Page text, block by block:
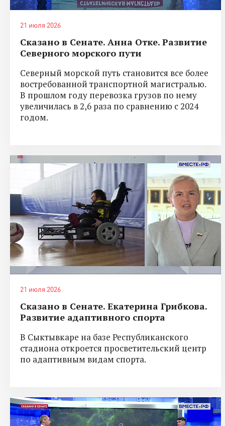
21 июля 2026
Сказано в Сенате. Анна Отке. Развитие
Северного морского пути
Северный морской путь становится все более
востребованной транспортной магистралью.
В прошлом году перевозка грузов по нему
увеличилась в 2,6 раза по сравнению с 2024
годом.
21 июля 2026
Сказано в Сенате. Екатерина Грибкова.
Развитие адаптивного спорта
В Сыктывкаре на базе Республиканского
стадиона откроется просветительский центр
по адаптивным видам спорта.